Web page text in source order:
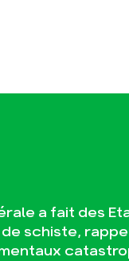
a fait des
schiste,